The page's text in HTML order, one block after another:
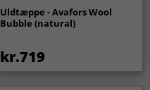
Uldtæppe - Avafors Wool
Bubble (natural)
kr.719